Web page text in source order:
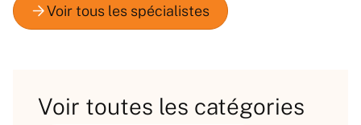
Voir toutes les catégories